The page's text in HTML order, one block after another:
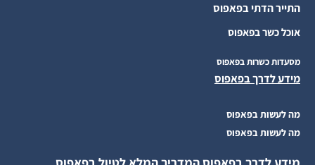
התייר הדתי בפאפוס
אוכל כשר בפאפוס
מסעדות כשרות בפאפוס
מידע לדרך בפאפוס
מה לעשות בפאפוס
מה לעשות בפאפוס